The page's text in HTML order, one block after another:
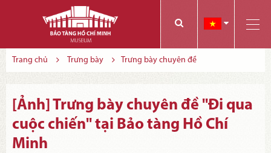
Trang chủ Trưng bày Trưng bày chuyên đề
[Ảnh] Trưng bày chuyên đề "Đi qua
cuộc chiến" tại Bảo tàng Hồ Chí
Minh